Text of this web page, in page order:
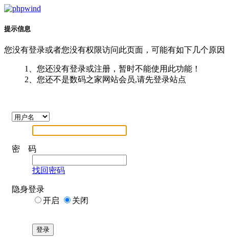
提示信息
您没有登录或者您没有权限访问此页面，可能有如下几个原因
1、您还没有登录或注册，暂时不能使用此功能！
2、您还不是数码之家网站会员,请先登录站点
密 码
找回密码
隐身登录
开启
关闭
登录